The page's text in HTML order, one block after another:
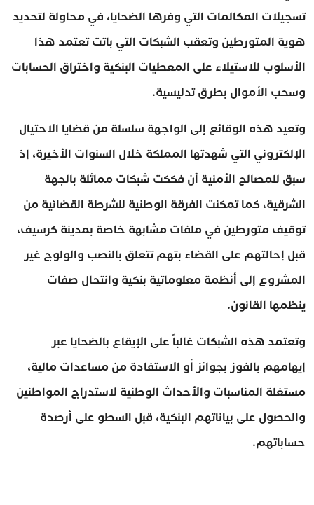
تسجيلات المكالمات التي وفرها الضحايا، في محاولة لتحديد
هوية المتورطين وتعقب الشبكات التي باتت تعتمد هذا
الأسلوب للاستيلاء على المعطيات البنكية واختراق الحسابات
وسحب الأموال بطرق تدليسية.
وتعيد هذه الوقائع إلى الواجهة سلسلة من قضايا الاحتيال
الإلكتروني التي شهدتها المملكة خلال السنوات الأخيرة، إذ
سبق للمصالح الأمنية أن فككت شبكات مماثلة بالجهة
الشرقية، كما تمكنت الفرقة الوطنية للشرطة القضائية من
توقيف متورطين في ملفات مشابهة خاصة بمدينة كرسيف،
قبل إحالتهم على القضاء بتهم تتعلق بالنصب والولوج غير
المشروع إلى أنظمة معلوماتية بنكية وانتحال صفات
ينظمها القانون.
وتعتمد هذه الشبكات غالباً على الإيقاع بالضحايا عبر
إيهامهم بالفوز بجوائز أو الاستفادة من مساعدات مالية،
مستغلة المناسبات والأحداث الوطنية لاستدراج المواطنين
والحصول على بياناتهم البنكية، قبل السطو على أرصدة
حساباتهم.